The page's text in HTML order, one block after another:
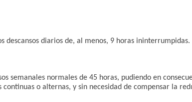
diarios de, al menos, 9 horas ininterrumpidas.
semanales normales de 45 horas, pudiendo en
o alternas, y sin necesidad de compensar la